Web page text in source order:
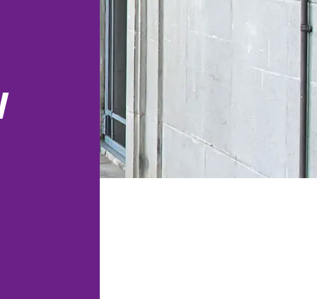
online.
licencje
Obsługa prawna restauracji,
barów, klubów i obiektów
Prawo dla firm
technologicznych i
software'owych.